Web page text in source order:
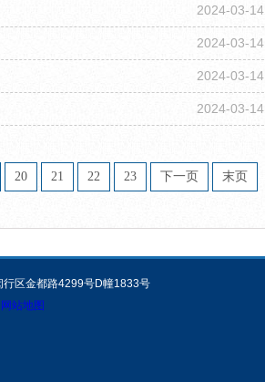
2024-03-14
2024-03-14
2024-03-14
2024-03-14
20 21 22 23 下一页 末页
行区金都路4299号D幢1833号
网站地图